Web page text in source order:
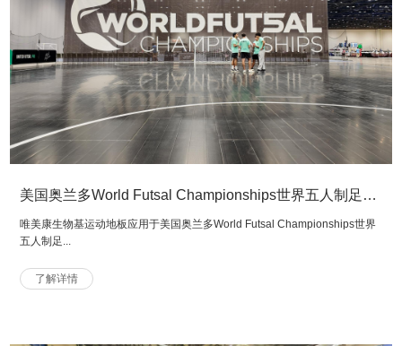
美国奥兰多World Futsal Championships世界五人制足球锦标赛场馆
唯美康生物基运动地板应用于美国奥兰多World Futsal Championships世界
五人制足...
了解详情